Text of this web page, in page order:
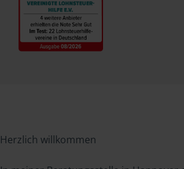
Herzlich willkommen